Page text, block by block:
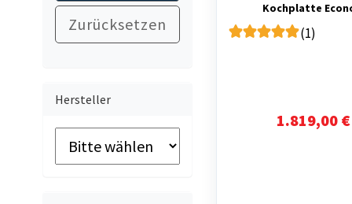
Kochplatte
(1)
1.819,00 €
Zurücksetzen
Hersteller